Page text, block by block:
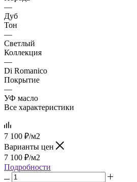
—
Дуб
Тон
—
Светлый
Коллекция
—
Di Romanico
Покрытие
—
УФ масло
Все характеристики
7 100 ₽/м2
Варианты цен
7 100 ₽/м2
Подробности